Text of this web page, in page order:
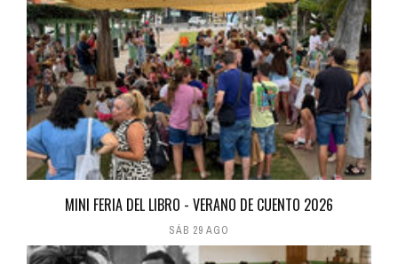
MINI FERIA DEL LIBRO - VERANO DE CUENTO 2026
SÁB 29 AGO